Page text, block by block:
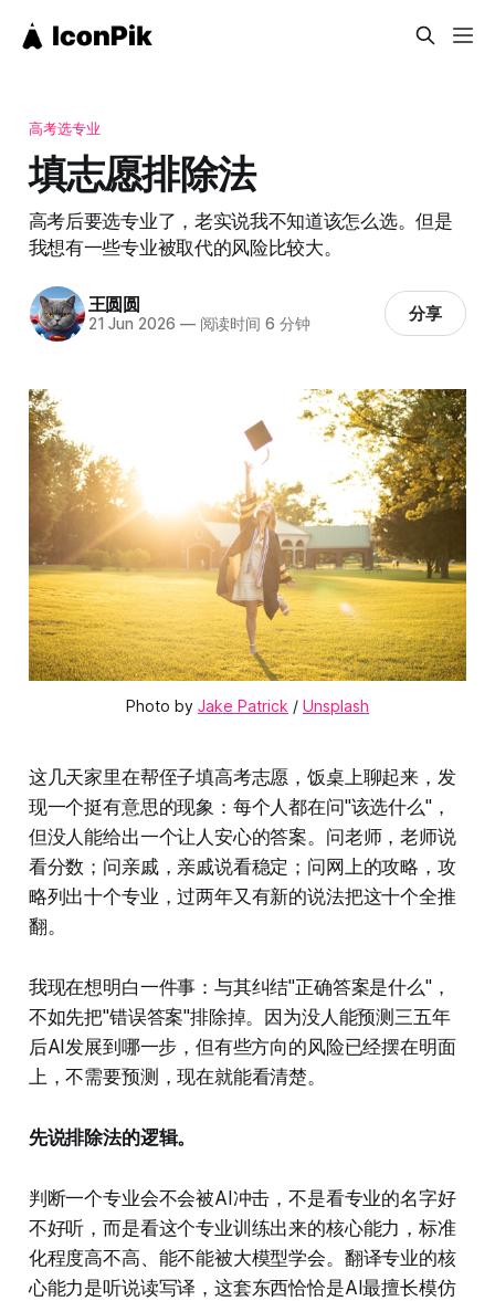
高考选专业
填志愿排除法
高考后要选专业了，老实说我不知道该怎么选。但是
我想有一些专业被取代的风险比较大。
王圆圆
21 Jun 2026 —阅读时间 6 分钟 分享
Photo by Jake Patrick / Unsplash
这几天家里在帮侄子填高考志愿，饭桌上聊起来，发
现一个挺有意思的现象：每个人都在问"该选什么"，
但没人能给出一个让人安心的答案。问老师，老师说
看分数；问亲戚，亲戚说看稳定；问网上的攻略，攻
略列出十个专业，过两年又有新的说法把这十个全推
翻。
我现在想明白一件事：与其纠结"正确答案是什么"，
不如先把"错误答案"排除掉。因为没人能预测三五年
后AI发展到哪一步，但有些方向的风险已经摆在明面
上，不需要预测，现在就能看清楚。
先说排除法的逻辑。
判断一个专业会不会被AI冲击，不是看专业的名字好
不好听，而是看这个专业训练出来的核心能力，标准
化程度高不高、能不能被大模型学会。翻译专业的核
心能力是听说读写译，这套东西恰恰是AI最擅长模仿